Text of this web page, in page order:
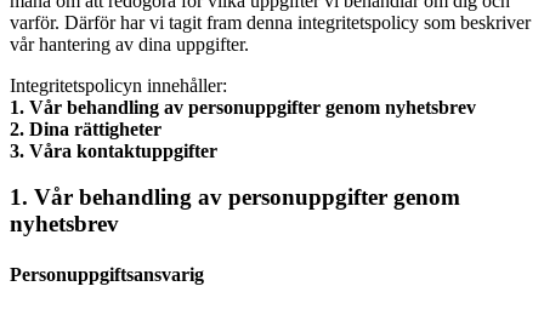
varför. Därför har vi tagit fram denna integritetspolicy som beskriver
vår hantering av dina uppgifter.
Integritetspolicyn innehåller:
1. Vår behandling av personuppgifter genom nyhetsbrev
2. Dina rättigheter
3. Våra kontaktuppgifter
1. Vår behandling av personuppgifter genom
nyhetsbrev
Personuppgiftsansvarig